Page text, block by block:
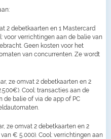
2 debetkaarten en 1 Mastercard
voor verrichtingen aan de balie van
Geen kosten voor het
van concurrenten. Ze wordt
ze omvat 2 debetkaarten en 2
Cool: transacties aan de
de balie of via de app of PC
ze omvat 2 debetkaarten en 2
€ 5.000). Cool: verrichtingen aan